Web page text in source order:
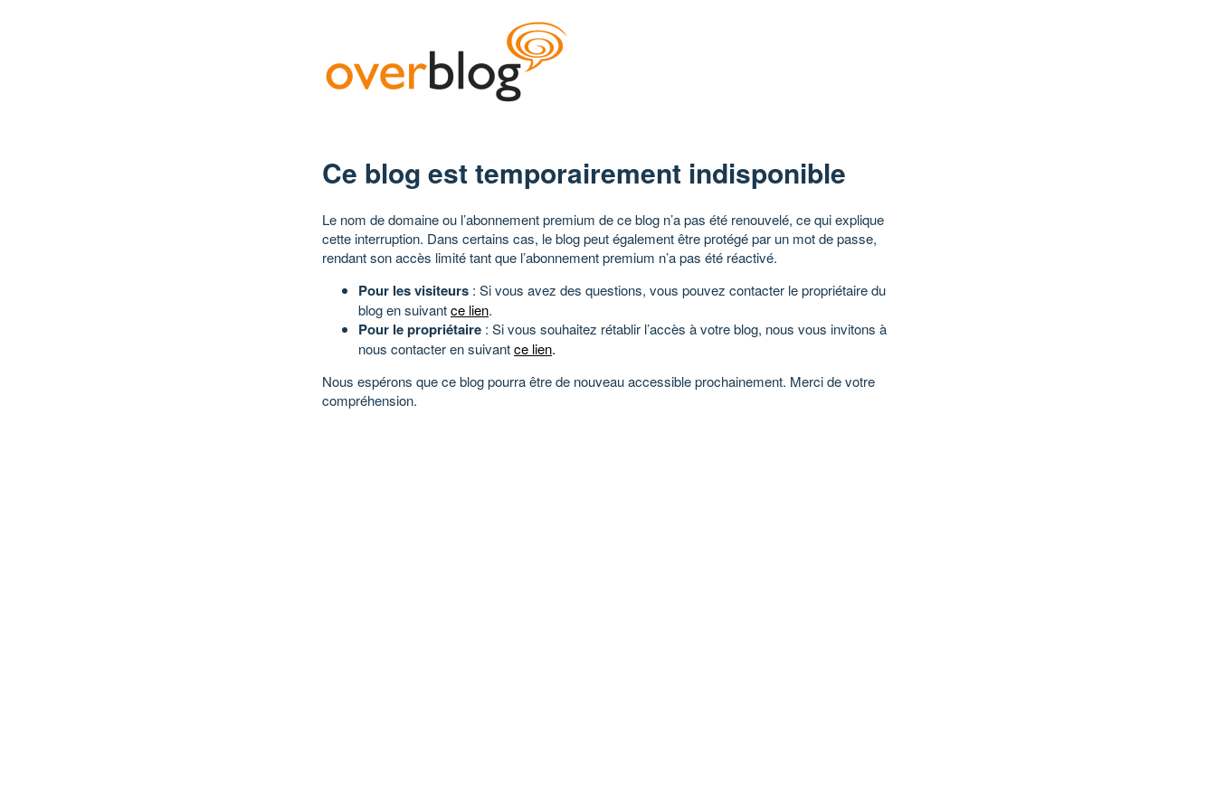
Ce blog est temporairement indisponible
Le nom de domaine ou l’abonnement premium de ce blog n’a pas été renouvelé, ce qui explique
cette interruption. Dans certains cas, le blog peut également être protégé par un mot de passe,
rendant son accès limité tant que l’abonnement premium n’a pas été réactivé.
Pour les visiteurs : Si vous avez des questions, vous pouvez contacter le propriétaire du
blog en suivantce lien.
Pour le propriétaire : Si vous souhaitez rétablir l’accès à votre blog, nous vous invitons à
nous contacter en suivantce lien.
Nous espérons que ce blog pourra être de nouveau accessible prochainement. Merci de votre
compréhension.